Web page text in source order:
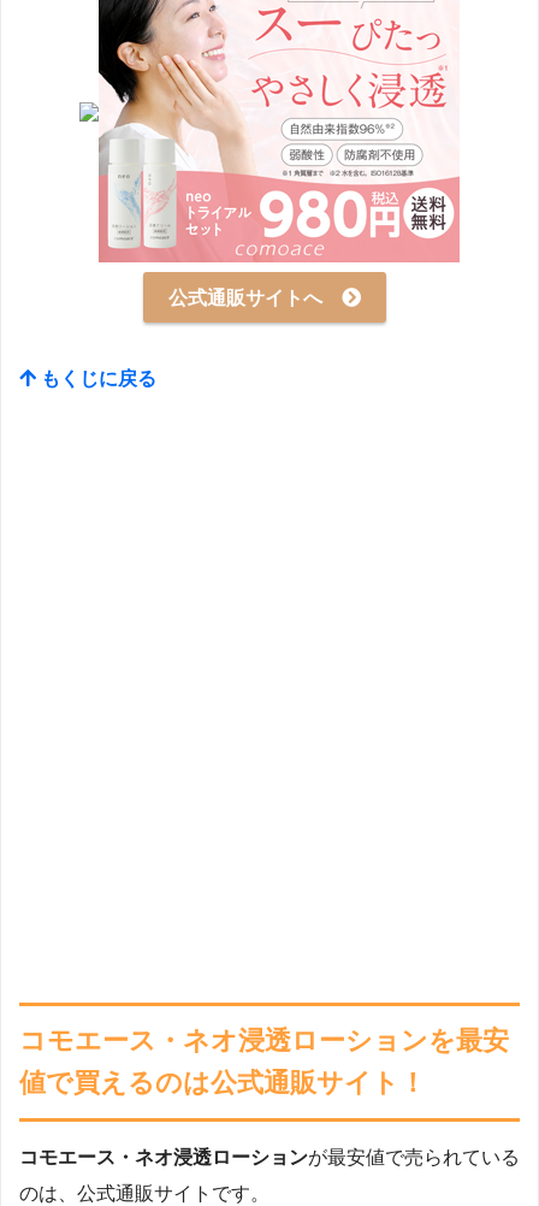
公式通販サイトへ
もくじに戻る
コモエース・ネオ浸透ローションを最安
値で買えるのは公式通販サイト！
コモエース・ネオ浸透ローションが最安値で売られている
のは、公式通販サイトです。